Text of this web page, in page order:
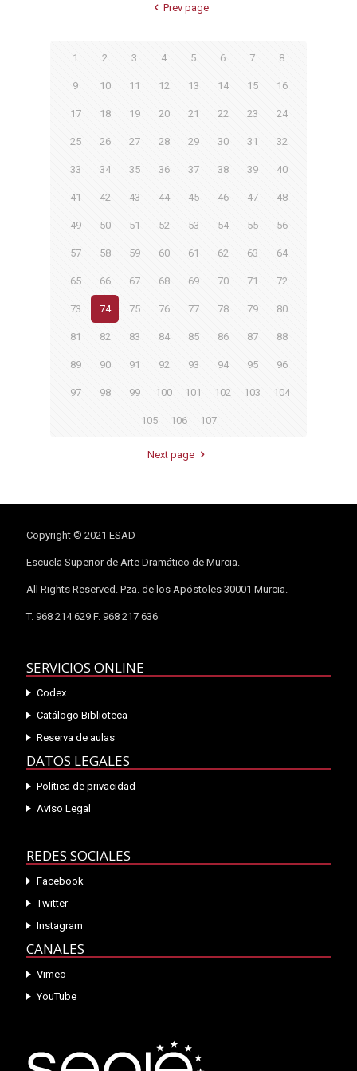
Prev page
1 2 3 4 5 6 7 8
9 10 11 12 13 14 15 16
17 18 19 20 21 22 23 24
25 26 27 28 29 30 31 32
33 34 35 36 37 38 39 40
41 42 43 44 45 46 47 48
49 50 51 52 53 54 55 56
57 58 59 60 61 62 63 64
65 66 67 68 69 70 71 72
73 74 75 76 77 78 79 80
81 82 83 84 85 86 87 88
89 90 91 92 93 94 95 96
97 98 99 100 101 102 103 104
105 106 107
Next page
Copyright © 2021 ESAD
Escuela Superior de Arte Dramático de Murcia.
All Rights Reserved. Pza. de los Apóstoles 30001 Murcia.
T. 968 214 629 F. 968 217 636
SERVICIOS ONLINE
Codex
Catálogo Biblioteca
Reserva de aulas
DATOS LEGALES
Política de privacidad
Aviso Legal
REDES SOCIALES
Facebook
Twitter
Instagram
CANALES
Vimeo
YouTube